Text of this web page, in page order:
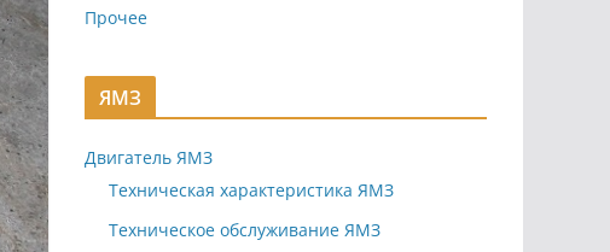
Прочее
ЯМЗ
Двигатель ЯМЗ
Техническая характеристика ЯМЗ
Техническое обслуживание ЯМЗ